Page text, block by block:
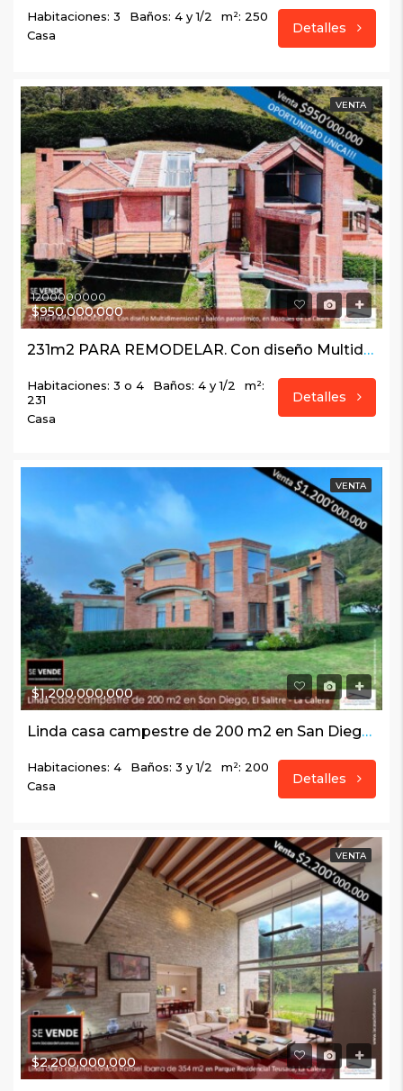
Habitaciones: 3 Baños: 4 y 1/2
m²: 250
Casa
Detalles
VENTA
1200000000
$950,000,000
231m2 PARA REMODELAR. Con diseño Multidimensional y balcón panorámico, en Bosques de La Calera
Habitaciones: 3 o 4 Baños: 4 y 1/2
m²:
231
Casa
Detalles
VENTA
$1,200,000,000
Linda casa campestre de 200 m2 en San Diego, El Salitre – La Calera
Habitaciones: 4 Baños: 3 y 1/2
m²: 200
Casa
Detalles
VENTA
$2,200,000,000